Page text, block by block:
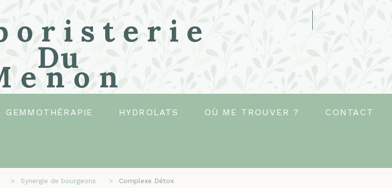
Du
GEMMOTHÉRAPIE HYDROLATS OÙ ME TROUVER ? CONTACT
Synergie de bourgeons Complexe Détox